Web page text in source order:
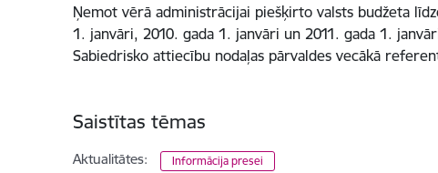
Ņemot vērā administrācijai piešķirto valsts budžeta
1. janvāri, 2010. gada 1. janvāri un 2011. gada 1.
Sabiedrisko attiecību nodaļas pārvaldes vecākā
Saistītas tēmas
Aktualitātes: Informācija presei